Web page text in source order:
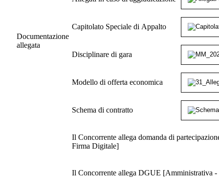
Documentazione
allegata
Capitolato Speciale di Appalto
Disciplinare di gara
Modello di offerta economica
Schema di contratto
Il Concorrente allega domanda di
Firma Digitale]
Il Concorrente allega DGUE [Amministrativa